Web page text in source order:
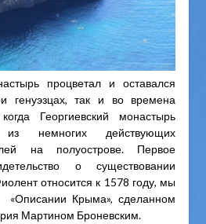
процветал и оставался
генуэзцах, так и во времена
Георгиевский монастырь
немногих действующих
на полуострове. Первое
о существовании
относится к 1578 году, мы
«Описании Крыма», сделанном
Мартином Броневским.